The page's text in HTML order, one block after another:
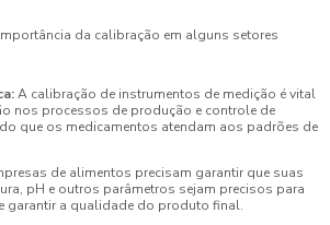
da calibração em alguns setores
A calibração de instrumentos de medição é vital
nos processos de produção e controle de
que os medicamentos atendam aos padrões de
de alimentos precisam garantir que suas
pH e outros parâmetros sejam precisos para
garantir a qualidade do produto final.